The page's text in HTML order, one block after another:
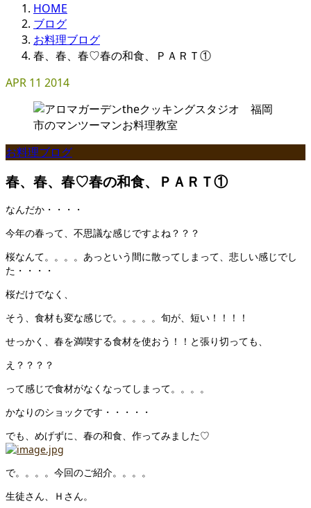
HOME
ブログ
お料理ブログ
春、春、春♡春の和食、ＰＡＲＴ①
APR 11 2014
お料理ブログ
春、春、春♡春の和食、ＰＡＲＴ①
なんだか・・・・
今年の春って、不思議な感じですよね？？？
桜なんて。。。。あっという間に散ってしまって、悲しい感じでし
た・・・・
桜だけでなく、
そう、食材も変な感じで。。。。。旬が、短い！！！！
せっかく、春を満喫する食材を使おう！！と張り切っても、
え？？？？
って感じで食材がなくなってしまって。。。。
かなりのショックです・・・・・
でも、めげずに、春の和食、作ってみました♡
で。。。。今回のご紹介。。。。
生徒さん、Ｈさん。